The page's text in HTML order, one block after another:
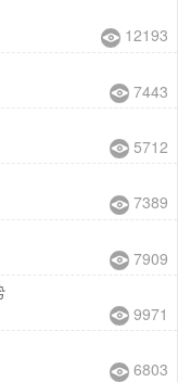
12193
7443
5712
7389
7909
9971
6803